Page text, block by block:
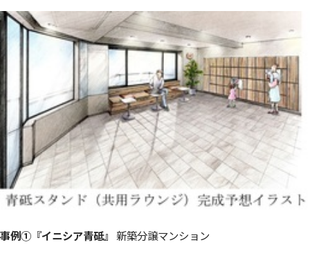
事例①『イニシア青砥』 新築分譲マンション